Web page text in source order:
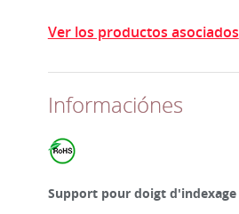
Ver los productos asociados
Informaciónes
Support pour doigt d'indexage